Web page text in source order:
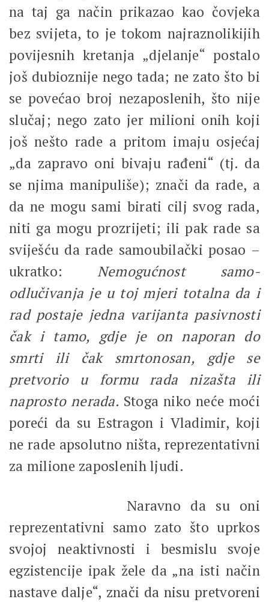
na taj ga način prikazao kao čovjeka
bez svijeta, to je tokom najraznolikijih
povijesnih kretanja „djelanje“ postalo
još dubioznije nego tada; ne zato što bi
se povećao broj nezaposlenih, što nije
slučaj; nego zato jer milioni onih koji
još nešto rade a pritom imaju osjećaj
„da zapravo oni bivaju rađeni“ (tj. da
se njima manipuliše); znači da rade, a
da ne mogu sami birati cilj svog rada,
niti ga mogu prozrijeti; ili pak rade sa
sviješću da rade samoubilački posao –
ukratko: Nemogućnost samo-
odlučivanja je u toj mjeri totalna da i
rad postaje jedna varijanta pasivnosti
čak i tamo, gdje je on naporan do
smrti ili čak smrtonosan, gdje se
pretvorio u formu rada nizašta ili
naprosto nerada. Stoga niko neće moći
poreći da su Estragon i Vladimir, koji
ne rade apsolutno ništa, reprezentativni
za milione zaposlenih ljudi.
Naravno da su oni
reprezentativni samo zato što uprkos
svojoj neaktivnosti i besmislu svoje
egzistencije ipak žele da „na isti način
nastave dalje“, znači da nisu pretvoreni